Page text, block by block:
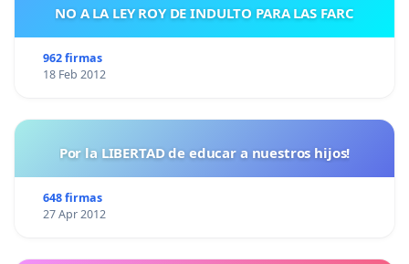
NO A LA LEY ROY DE INDULTO PARA LAS FARC
962 firmas
18 Feb 2012
Por la LIBERTAD de educar a nuestros hijos!
648 firmas
27 Apr 2012